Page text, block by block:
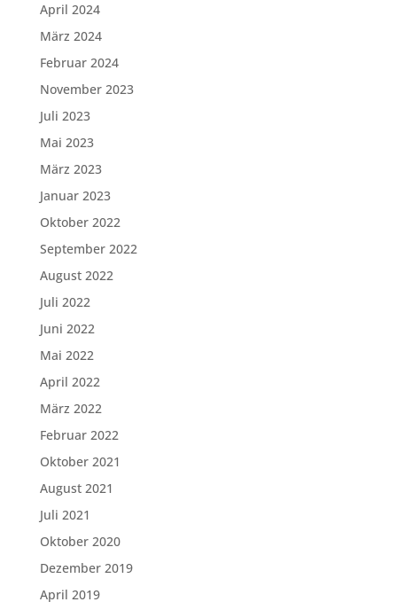
April 2024
März 2024
Februar 2024
November 2023
Juli 2023
Mai 2023
März 2023
Januar 2023
Oktober 2022
September 2022
August 2022
Juli 2022
Juni 2022
Mai 2022
April 2022
März 2022
Februar 2022
Oktober 2021
August 2021
Juli 2021
Oktober 2020
Dezember 2019
April 2019